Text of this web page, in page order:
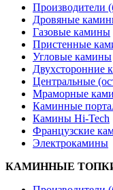
Производители
Дровяные
Газовые камины
Пристенные
Угловые камины
Двухсторонние
Центральные
Мраморные
Каминные
Камины Hi-Tech
Французские
Электрокамины
КАМИННЫЕ